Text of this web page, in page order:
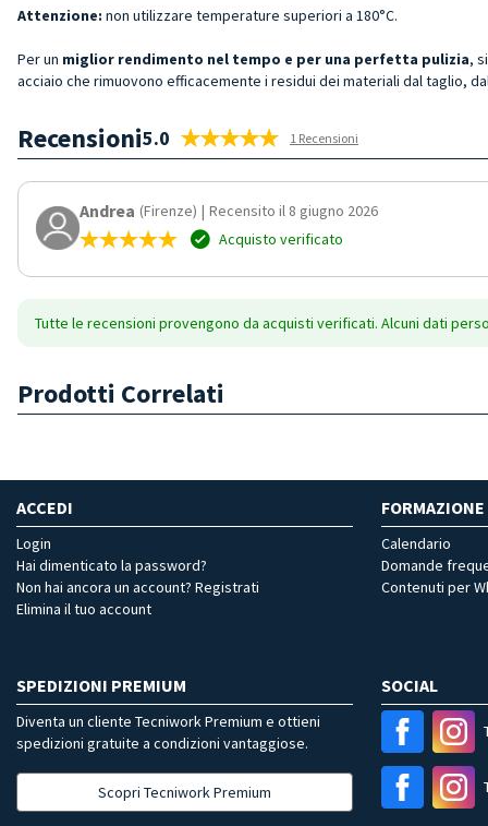
Attenzione: non utilizzare temperature superiori a 180°C.
Per un miglior rendimento nel tempo e per una perfetta pulizia,
acciaio che rimuovono efficacemente i residui dei materiali dal taglio,
Recensioni5.0 1 Recensioni
Andrea (Firenze) | Recensito il 8 giugno 2026
Acquisto verificato
Tutte le recensioni provengono da acquisti verificati. Alcuni dati
Prodotti Correlati
ACCEDI
Login
Hai dimenticato la password?
Non hai ancora un account? Registrati
Elimina il tuo account
FORMAZIONE
Calendario
Domande
Contenuti per
SPEDIZIONI PREMIUM
Diventa un cliente Tecniwork Premium e ottieni
spedizioni gratuite a condizioni vantaggiose.
Scopri Tecniwork Premium
SOCIAL